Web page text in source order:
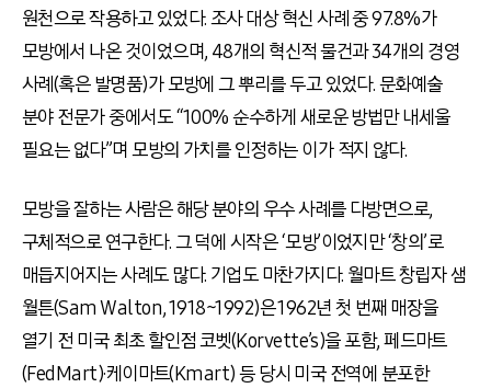
원천으로 작용하고 있었다. 조사 대상 혁신 사례 중 97.8%가
모방에서 나온 것이었으며, 48개의 혁신적 물건과 34개의 경영
사례(혹은 발명품)가 모방에 그 뿌리를 두고 있었다. 문화예술
분야 전문가 중에서도 “100% 순수하게 새로운 방법만 내세울
필요는 없다”며 모방의 가치를 인정하는 이가 적지 않다.
모방을 잘하는 사람은 해당 분야의 우수 사례를 다방면으로,
구체적으로 연구한다. 그 덕에 시작은 ‘모방’이었지만 ‘창의’로
매듭지어지는 사례도 많다. 기업도 마찬가지다. 월마트 창립자 샘
월튼(Sam Walton, 1918~1992)은 1962년 첫 번째 매장을
열기 전 미국 최초 할인점 코벳(Korvette’s)을 포함, 페드마트
(FedMart)·케이마트(Kmart) 등 당시 미국 전역에 분포한